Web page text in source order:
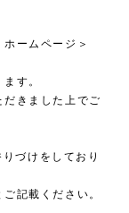
ームページ＞
す。
きました上でご
づけをしており
記載ください。